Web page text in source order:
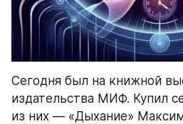
Сегодня был на книжной
издательства МИФ. Купил
из них — «Дыхание»